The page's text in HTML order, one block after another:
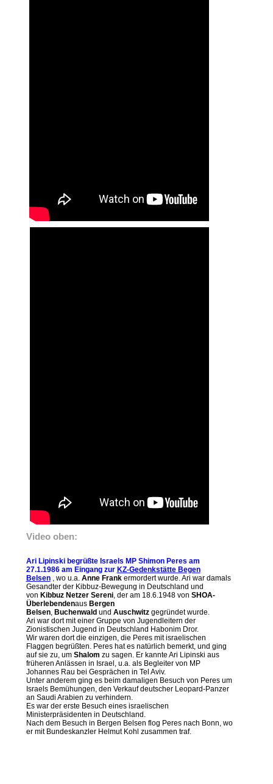
Video oben:
Ari Lipinski begrüßte Israels MP Shimon Peres am
27.1.1986 am Eingang zur KZ-Gedenkstätte Begen
Belsen,wo u.a. Anne Frankermordert wurde. Ari war damals
Gesandter der Kibbuz-Bewegung in Deutschland und
von Kibbuz Netzer Sereni, der am 18.6.1948 von SHOA-
Überlebendenaus Bergen
Belsen, Buchenwald und Auschwitzgegründet wurde.
Ari war dort mit einer Gruppe von Jugendleitern der
Zionistischen Jugend in Deutschland Habonim Dror.
Wir waren dort die einzigen, die Peres mit israelischen
Flaggen begrüßten. Peres hat es natürlich bemerkt, und ging
auf sie zu, um Shalom zu sagen. Er kannte Ari Lipinski aus
früheren Anlässen in Israel, u.a. als Begleiter von MP
Johannes Rau bei Gesprächen in Tel Aviv.
Unter anderem ging es beim damaligen Besuch von Peres um
Israels Bemühungen, den Verkauf deutscher Leopard-Panzer
an Saudi Arabien zu verhindern.
Es war der erste Besuch eines israelischen
Ministerpräsidenten in Deutschland.
Nach dem Besuch in Bergen Belsen flog Peres nach Bonn, wo
er mit Bundeskanzler Helmut Kohl zusammen traf.